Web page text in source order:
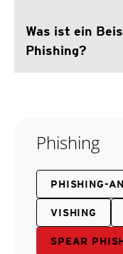
Was ist ein
Phishing?
Phishing
PHISHING-
VISHING
SPEAR